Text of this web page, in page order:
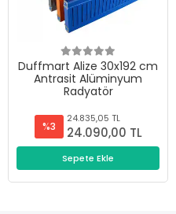
Duffmart Alize 30x192 cm
Antrasit Alüminyum
Radyatör
%3
24.835,05 TL
24.090,00 TL
Sepete Ekle